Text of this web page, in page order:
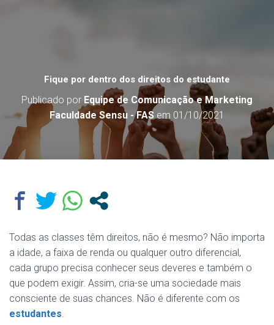
Fique por dentro dos direitos do estudante
Publicado por Equipe de Comunicação e Marketing
Faculdade Sensu - FASem 01/10/2021
Todas as classes têm direitos, não é mesmo? Não importa
a idade, a faixa de renda ou qualquer outro diferencial,
cada grupo precisa conhecer seus deveres e também o
que podem exigir. Assim, cria-se uma sociedade mais
consciente de suas chances. Não é diferente com os
estudantes.